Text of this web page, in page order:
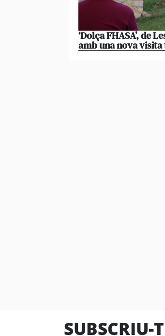
‘Dolça FHASA’, de
amb una nova
SUBSCRIU-